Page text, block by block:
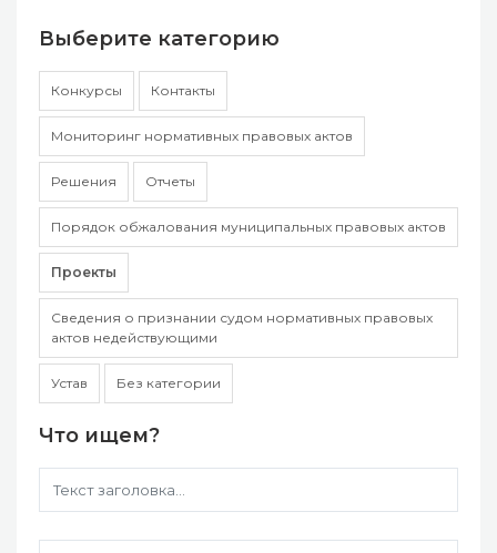
Выберите категорию
Конкурсы Контакты
Мониторинг нормативных правовых актов
Решения Отчеты
Порядок обжалования муниципальных правовых актов
Проекты
Сведения о признании судом нормативных правовых
актов недействующими
Устав Без категории
Что ищем?